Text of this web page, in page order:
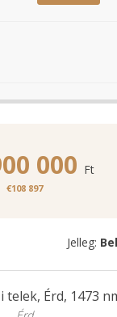
000 Ft
€108 897
Jelleg:
telek, Érd, 1473